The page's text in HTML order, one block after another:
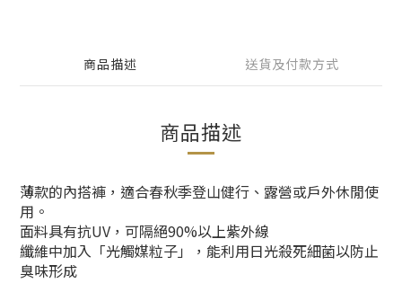
商品描述 送貨及付款方式
商品描述
薄款的內搭褲，適合春秋季登山健行、露營或戶外休閒使
用。
面料具有抗UV，可隔絕90%以上紫外線
纖維中加入「光觸媒粒子」，能利用日光殺死細菌以防止
臭味形成